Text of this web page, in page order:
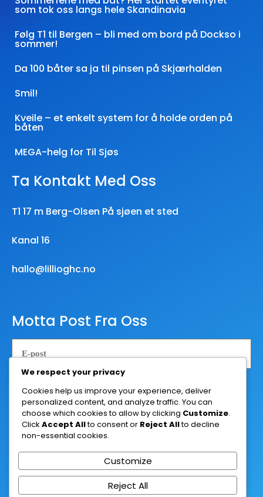
som tok oss langs hele Skandinavia
Følg T1 til Bergen – bli med om bord på Dockso i
sommer!
Da 100 båter sa ja til pinsen på Skjærhalden
Smil!
Kveile – et enkelt system for å holde orden på
båten
MEGA-helg for Til Sjøs
Ta Kontakt Med Oss
T1 17 m Berg-Olsen På sjøen et sted
Kanal 16
hallo@lillioghc.no
Motta Post Fra Oss
Abonner
© 2025 Til Sjøs med Lilli og HC
We respect your privacy
Cookies help us improve your experience, deliver
personalized content, and analyze traffic. You can
choose which cookies to allow by clicking Customize.
Click Accept Allto consent or Reject Allto decline
non-essential cookies.
Customize
Reject All